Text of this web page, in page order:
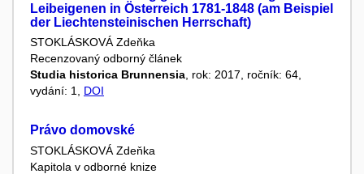
Leibeigenen in Österreich 1781-1848 (am Beispiel
der Liechtensteinischen Herrschaft)
STOKLÁSKOVÁ Zdeňka
Recenzovaný odborný článek
Studia historica Brunnensia, rok: 2017, ročník: 64,
vydání: 1, DOI
Právo domovské
STOKLÁSKOVÁ Zdeňka
Kapitola v odborné knize